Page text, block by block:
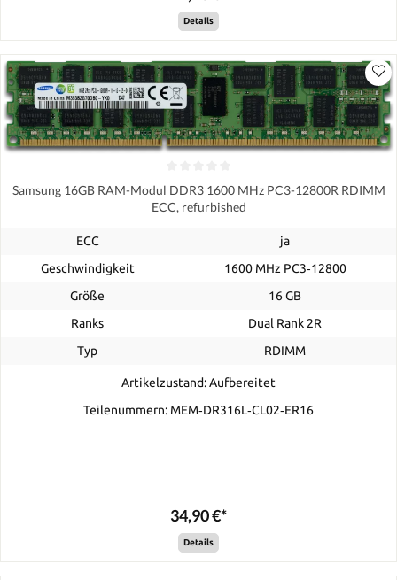
Details
Samsung 16GB RAM-Modul DDR3 1600 MHz PC3-12800R RDIMM
ECC, refurbished
ECC
ja
Geschwindigkeit
1600 MHz PC3‑12800
Größe
16 GB
Ranks
Dual Rank 2R
Typ
RDIMM
Artikelzustand: Aufbereitet
Teilenummern: MEM‐DR316L‐CL02‐ER16
34,90 €*
Details